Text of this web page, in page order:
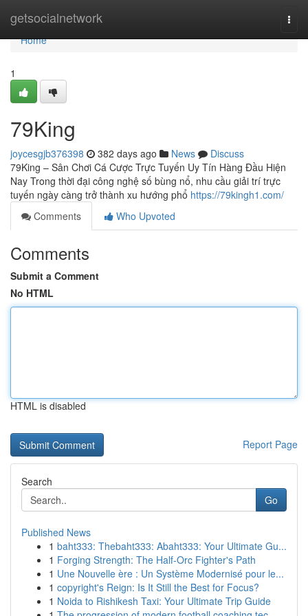
getsocialnetwork
Home
Home
1
79King
joycesgjb376398 382 days ago News
Discuss
79King – Sân Chơi Cá Cược Trực Tuyến Uy Tín Hàng Đầu Hiện
Nay Trong thời đại công nghệ số bùng nổ, nhu cầu giải trí trực
tuyến ngày càng trở thành xu hướng phổ https://79kingh1.com/
Comments
Who Upvoted
Comments
Submit a Comment
No HTML
HTML is disabled
Report Page
Search
Go
Published News
1 baht333: Thebaht333: Abaht333: Your Ultimate Gu...
1 Forging Strength: The Half-Orc Fighter's Path
1 Une Nouvelle ère : Un Système Modernisé pour le...
1 copyright's Reign: Is It Still the Best for Focus?
1 Noida to Rishikesh Taxi: Your Ultimate Trip Guide